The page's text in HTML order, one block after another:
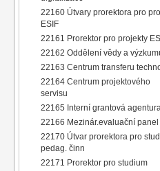
22160 Útvary prorektora pro
ESIF
22161 Prorektor pro projekty
22162 Oddělení vědy a
22163 Centrum transferu
22164 Centrum projektového
servisu
22165 Interní grantová agentura
22166 Mezinár.evaluační panel
22170 Útvar prorektora pro
pedag. činn
22171 Prorektor pro studium